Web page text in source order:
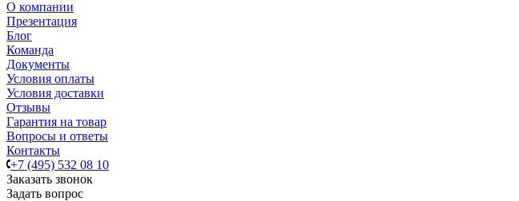
О компании
Презентация
Блог
Команда
Документы
Условия оплаты
Условия доставки
Отзывы
Гарантия на товар
Вопросы и ответы
Контакты
+7 (495) 532 08 10
Заказать звонок
Задать вопрос